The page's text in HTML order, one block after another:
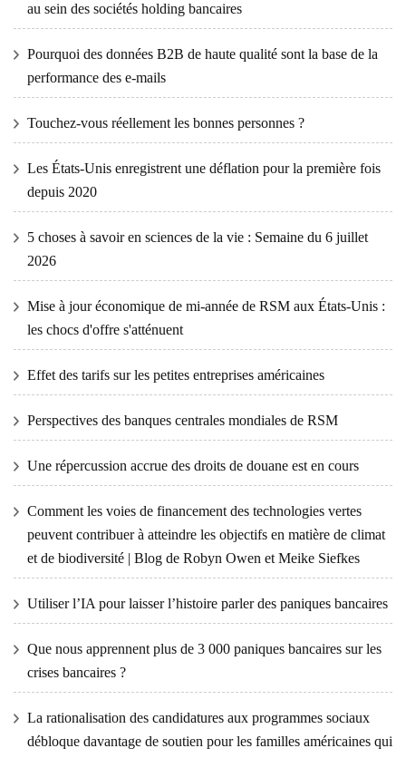
au sein des sociétés holding bancaires
Pourquoi des données B2B de haute qualité sont la base de la
performance des e-mails
Touchez-vous réellement les bonnes personnes ?
Les États-Unis enregistrent une déflation pour la première fois
depuis 2020
5 choses à savoir en sciences de la vie : Semaine du 6 juillet
2026
Mise à jour économique de mi-année de RSM aux États-Unis :
les chocs d'offre s'atténuent
Effet des tarifs sur les petites entreprises américaines
Perspectives des banques centrales mondiales de RSM
Une répercussion accrue des droits de douane est en cours
Comment les voies de financement des technologies vertes
peuvent contribuer à atteindre les objectifs en matière de climat
et de biodiversité | Blog de Robyn Owen et Meike Siefkes
Utiliser l’IA pour laisser l’histoire parler des paniques bancaires
Que nous apprennent plus de 3 000 paniques bancaires sur les
crises bancaires ?
La rationalisation des candidatures aux programmes sociaux
débloque davantage de soutien pour les familles américaines qui